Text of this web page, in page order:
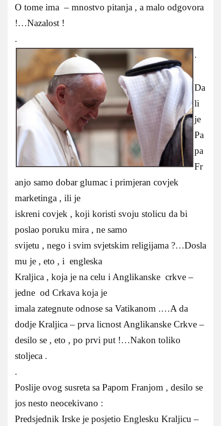
O tome ima – mnostvo pitanja , a malo odgovora
!…Nazalost !
.
.
Da
li
je
Pa
pa
Fr
anjo samo dobar glumac i primjeran covjek
marketinga , ili je
iskreni covjek , koji koristi svoju stolicu da bi
poslao poruku mira , ne samo
svijetu , nego i svim svjetskim religijama ?…Dosla
mu je , eto , i engleska
Kraljica , koja je na celu i Anglikanske crkve –
jedne od Crkava koja je
imala zategnute odnose sa Vatikanom .…A da
dodje Kraljica – prva licnost Anglikanske Crkve –
desilo se , eto , po prvi put !…Nakon toliko
stoljeca .
.
Poslije ovog susreta sa Papom Franjom , desilo se
jos nesto neocekivano :
Predsjednik Irske je posjetio Englesku Kraljicu –